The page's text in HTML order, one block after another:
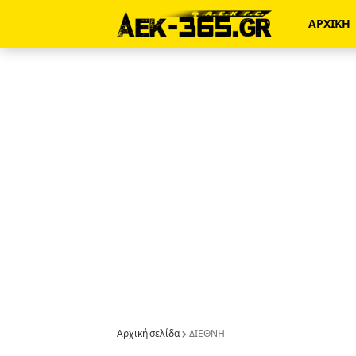
ΑΡΧΙΚΗ
Αρχική σελίδα ΔΙΕΘΝΗ